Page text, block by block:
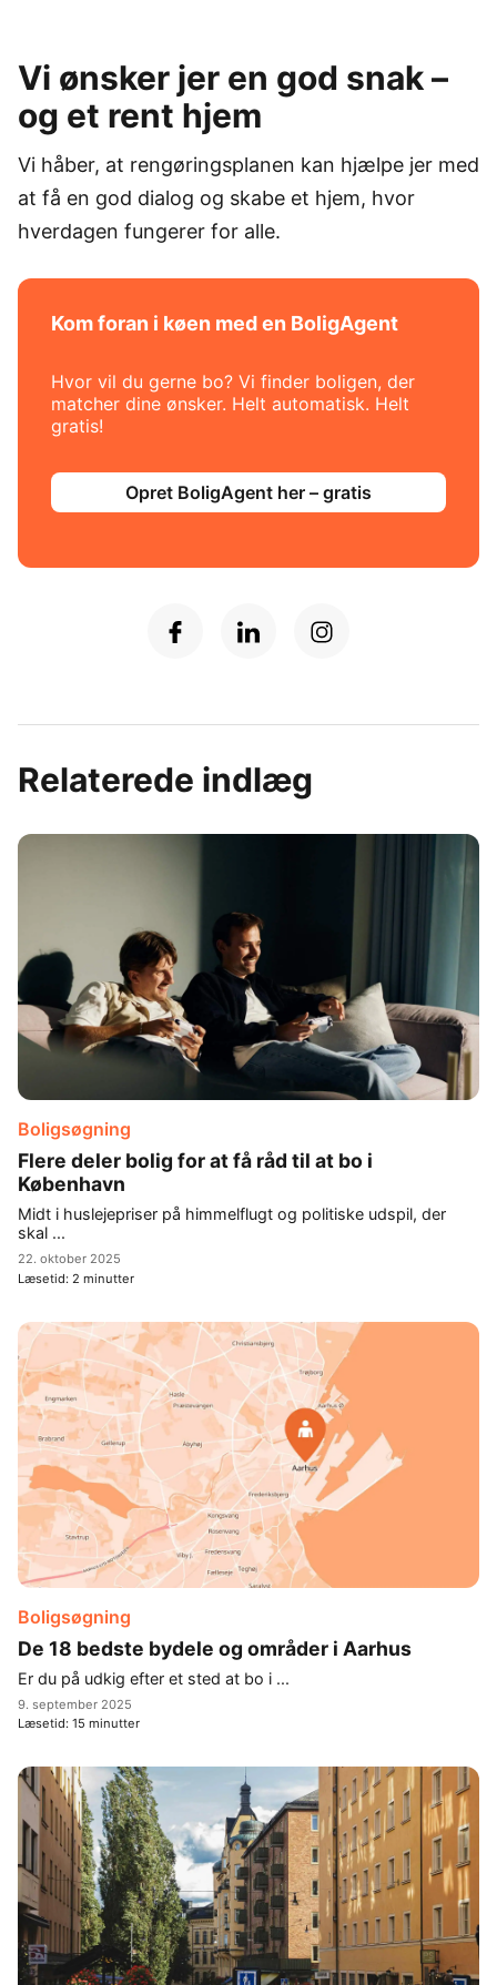
Vi ønsker jer en god snak –
og et rent hjem
Vi håber, at rengøringsplanen kan hjælpe jer med
at få en god dialog og skabe et hjem, hvor
hverdagen fungerer for alle.
Kom foran i køen med en BoligAgent
Hvor vil du gerne bo? Vi finder boligen, der
matcher dine ønsker. Helt automatisk. Helt
gratis!
Opret BoligAgent her – gratis
Relaterede indlæg
Boligsøgning
Flere deler bolig for at få råd til at bo i
København
Midt i huslejepriser på himmelflugt og politiske udspil, der
skal ...
22. oktober 2025
Læsetid: 2 minutter
Boligsøgning
De 18 bedste bydele og områder i Aarhus
Er du på udkig efter et sted at bo i ...
9. september 2025
Læsetid: 15 minutter